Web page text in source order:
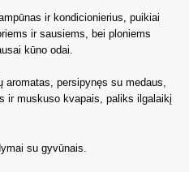
ir kondicionierius, puikiai
ir sausiems, bei ploniems
kūno odai.
persipynęs su medaus,
ir muskuso kvapais, paliks ilgalaikį
su gyvūnais.